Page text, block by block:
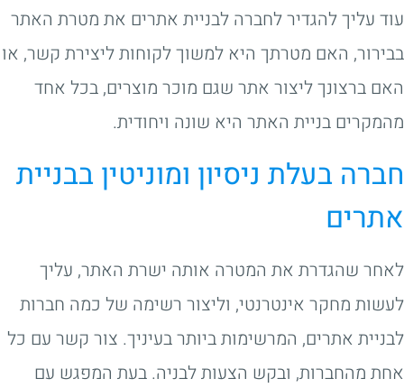
עוד עליך להגדיר לחברה לבניית אתרים את מטרת האתר
בבירור, האם מטרתך היא למשוך לקוחות ליצירת קשר, או
האם ברצונך ליצור אתר שגם מוכר מוצרים, בכל אחד
מהמקרים בניית האתר היא שונה ויחודית.
חברה בעלת ניסיון ומוניטין בבניית
אתרים
לאחר שהגדרת את המטרה אותה ישרת האתר, עליך
לעשות מחקר אינטרנטי, וליצור רשימה של כמה חברות
לבניית אתרים, המרשימות ביותר בעיניך. צור קשר עם כל
אחת מהחברות, ובקש הצעות לבניה. בעת המפגש עם